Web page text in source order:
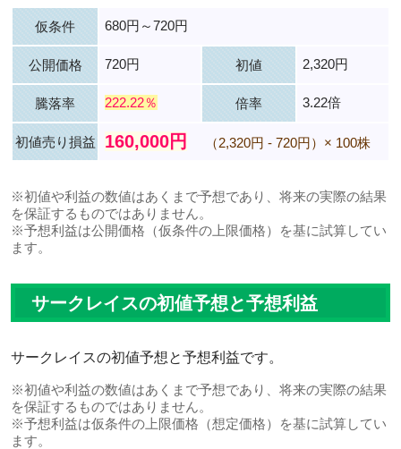
仮条件 680円～720円
公開価格 720円 初値 2,320円
騰落率 222.22％ 倍率 3.22倍
初値売り損益 160,000円 （2,320円 - 720円）× 100株
※初値や利益の数値はあくまで予想であり、将来の実際の結果
を保証するものではありません。
※予想利益は公開価格（仮条件の上限価格）を基に試算してい
ます。
サークレイスの初値予想と予想利益
サークレイスの初値予想と予想利益です。
※初値や利益の数値はあくまで予想であり、将来の実際の結果
を保証するものではありません。
※予想利益は仮条件の上限価格（想定価格）を基に試算してい
ます。